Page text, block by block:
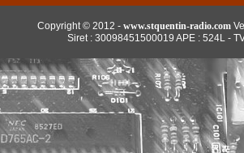
Copyright © 2012 - www.stquentin-radio.com
Siret : 30098451500019 APE : 524L -